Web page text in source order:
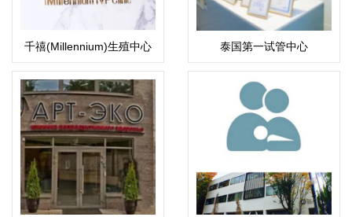
千禧(Millennium)生殖中心 泰国第一试管中心